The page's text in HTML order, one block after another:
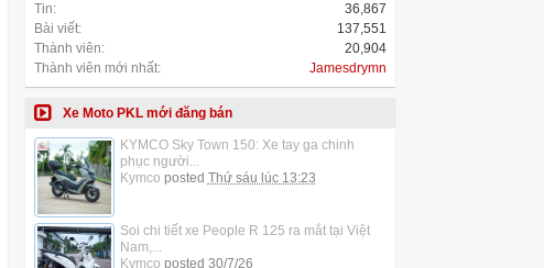
Tin:
36,867
Bài viết:
137,551
Thành viên:
20,904
Thành viên mới nhất:
Jamesdrymn
Xe Moto PKL mới đăng bán
KYMCO Sky Town 150: Xe tay ga chinh
phục người...
Kymco posted Thứ sáu lúc 13:23
Soi chi tiết xe People R 125 ra mắt tại Việt
Nam,...
Kymco posted 30/7/26